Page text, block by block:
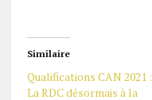
Similaire
Qualifications CAN 2021 :
La RDC désormais à la